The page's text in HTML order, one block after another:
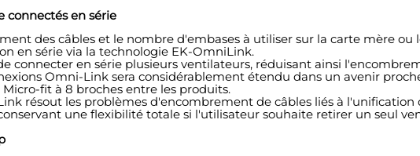
connectés en série
des câbles et le nombre d'embases à utiliser sur la carte mère
en série via la technologie EK-OmniLink.
connecter en série plusieurs ventilateurs, réduisant ainsi
Omni-Link sera considérablement étendu dans un avenir
fit à 8 broches entre les produits.
résout les problèmes d'encombrement de câbles liés à
une flexibilité totale si l'utilisateur souhaite retirer un seul